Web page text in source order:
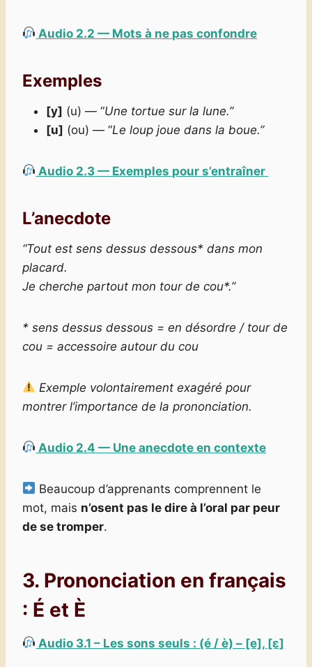
Audio 2.2 — Mots à ne pas confondre
Exemples
[y] (u) — “Une tortue sur la lune.”
[u] (ou) — “Le loup joue dans la boue.”
Audio 2.3 — Exemples pour s’entraîner
L’anecdote
“Tout est sens dessus dessous* dans mon
placard.
Je cherche partout mon tour de cou*.”
* sens dessus dessous = en désordre / tour de
cou = accessoire autour du cou
Exemple volontairement exagéré pour
montrer l’importance de la prononciation.
Audio 2.4 — Une anecdote en contexte
Beaucoup d’apprenants comprennent le
mot, mais n’osent pas le dire à l’oral par peur
de se tromper.
3. Prononciation en français
: É et È
Audio 3.1 – Les sons seuls : (é / è) – [e], [ɛ]